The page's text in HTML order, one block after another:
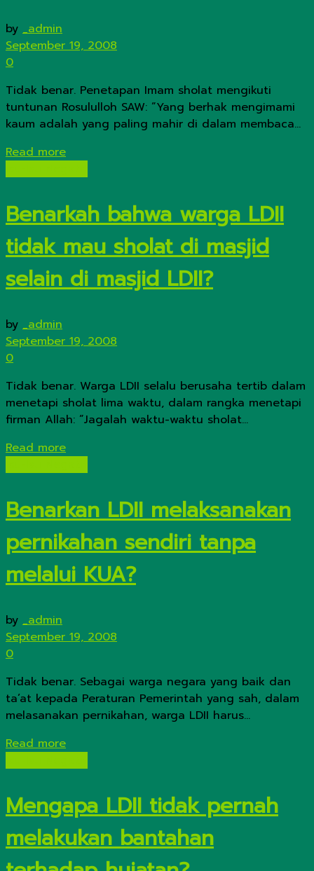
by _admin
September 19, 2008
0
Tidak benar. Penetapan Imam sholat mengikuti
tuntunan Rosululloh SAW: ”Yang berhak mengimami
kaum adalah yang paling mahir di dalam membaca...
Read moreDetails
Benarkah bahwa warga LDII
tidak mau sholat di masjid
selain di masjid LDII?
by _admin
September 19, 2008
0
Tidak benar. Warga LDII selalu berusaha tertib dalam
menetapi sholat lima waktu, dalam rangka menetapi
firman Allah: ”Jagalah waktu-waktu sholat...
Read moreDetails
Benarkan LDII melaksanakan
pernikahan sendiri tanpa
melalui KUA?
by _admin
September 19, 2008
0
Tidak benar. Sebagai warga negara yang baik dan
ta’at kepada Peraturan Pemerintah yang sah, dalam
melasanakan pernikahan, warga LDII harus...
Read moreDetails
Mengapa LDII tidak pernah
melakukan bantahan